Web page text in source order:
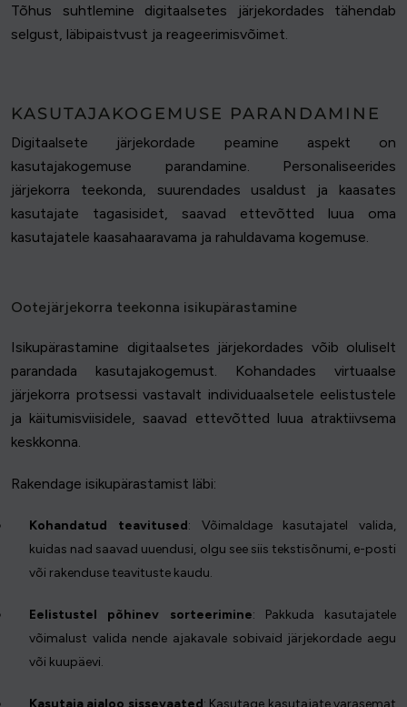
Tõhus suhtlemine digitaalsetes järjekordades tähendab
selgust, läbipaistvust ja reageerimisvõimet.
KASUTAJAKOGEMUSE PARANDAMINE
Digitaalsete järjekordade peamine aspekt on
kasutajakogemuse parandamine. Personaliseerides
järjekorra teekonda, suurendades usaldust ja kaasates
kasutajate tagasisidet, saavad ettevõtted luua oma
kasutajatele kaasahaaravama ja rahuldavama kogemuse.
Ootejärjekorra teekonna isikupärastamine
Isikupärastamine digitaalsetes järjekordades võib oluliselt
parandada kasutajakogemust. Kohandades virtuaalse
järjekorra protsessi vastavalt individuaalsetele eelistustele
ja käitumisviisidele, saavad ettevõtted luua atraktiivsema
keskkonna.
Rakendage isikupärastamist läbi:
Kohandatud teavitused: Võimaldage kasutajatel valida,
kuidas nad saavad uuendusi, olgu see siis tekstisõnumi, e-posti
või rakenduse teavituste kaudu.
Eelistustel põhinev sorteerimine: Pakkuda kasutajatele
võimalust valida nende ajakavale sobivaid järjekordade aegu
või kuupäevi.